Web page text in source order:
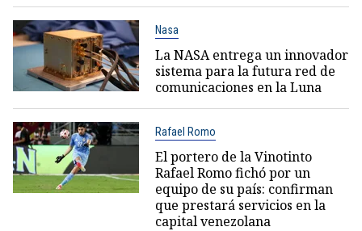
Nasa
La NASA entrega un innovador
sistema para la futura red de
comunicaciones en la Luna
Rafael Romo
El portero de la Vinotinto
Rafael Romo fichó por un
equipo de su país: confirman
que prestará servicios en la
capital venezolana